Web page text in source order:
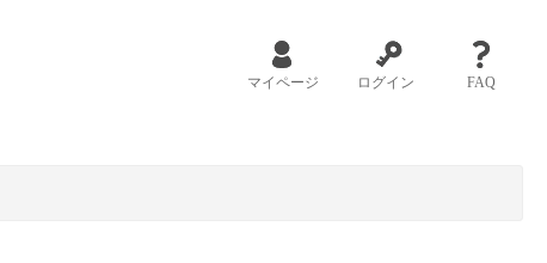
マイページ ログイン FAQ